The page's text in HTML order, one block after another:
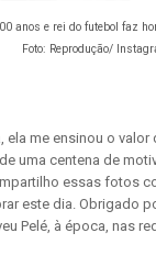
anos e rei do futebol faz
Foto: Reprodução/
ela me ensinou o valor
uma centena de
essas fotos
este dia. Obrigado
Pelé, à época, nas